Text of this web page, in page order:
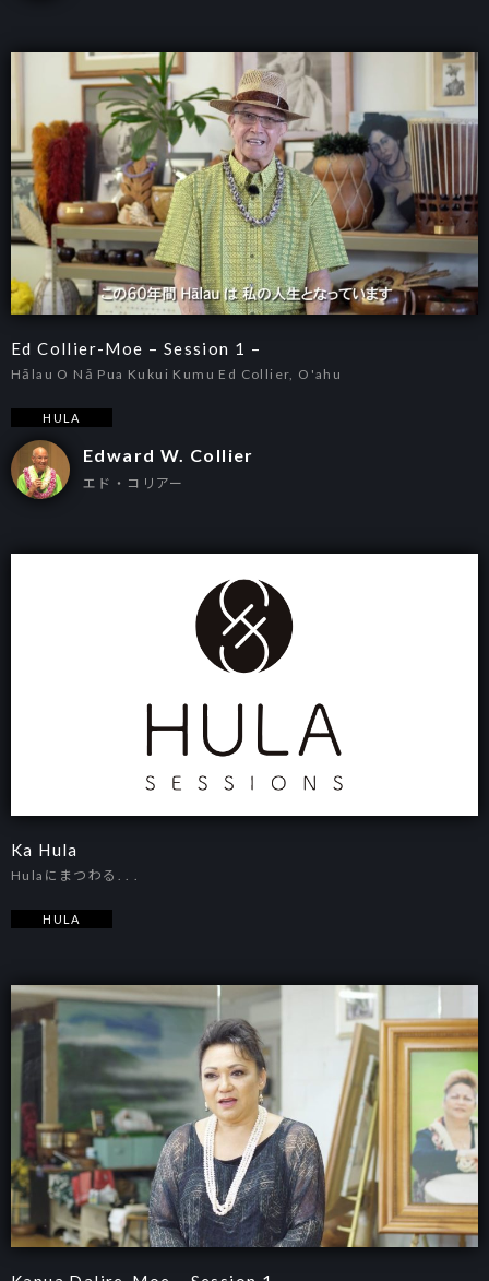
Ed Collier-Moe – Session 1 –
Hālau O Nā Pua Kukui Kumu Ed Collier, O'ahu
HULA
Edward W. Collier
エド・コリアー
Ka Hula
Hulaにまつわる. . .
HULA